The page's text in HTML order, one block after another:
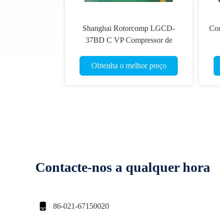
Shanghai Rotorcomp LGCD-
37BD C VP Compressor de
rotativo para condições de alta
umidade
Obtenha o melhor preço
Contacte-nos a qualquer hora
 86-021-67150020